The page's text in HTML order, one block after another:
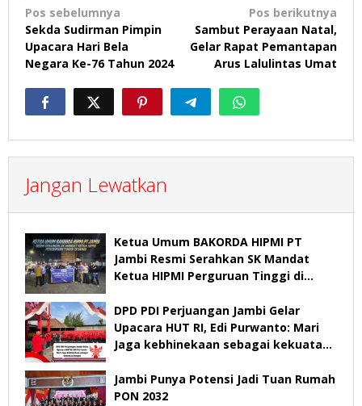
Navigasi
pos
Pos sebelumnya
Sekda Sudirman Pimpin
Upacara Hari Bela
Negara Ke-76 Tahun 2024
Pos berikutnya
Sambut Perayaan Natal,
Gelar Rapat Pemantapan
Arus Lalulintas Umat
Jangan Lewatkan
Ketua Umum BAKORDA HIPMI PT
Jambi Resmi Serahkan SK Mandat
Ketua HIPMI Perguruan Tinggi di
DPD PDI Perjuangan Jambi Gelar
Upacara HUT RI, Edi Purwanto: Mari
Jaga kebhinekaan sebagai kekuatan
Jambi Punya Potensi Jadi Tuan Rumah
PON 2032